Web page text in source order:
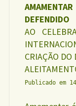
DEFENDIDO
AO
CRIAÇÃO
Publicado em